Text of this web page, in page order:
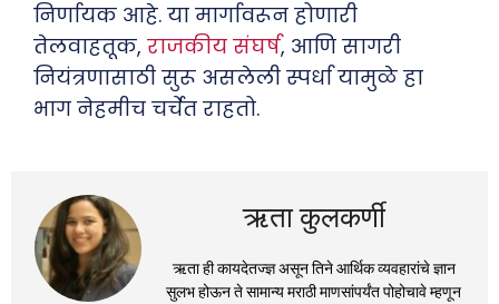
निर्णायक आहे. या मार्गावरून होणारी
तेलवाहतूक, राजकीय संघर्ष, आणि सागरी
नियंत्रणासाठी सुरू असलेली स्पर्धा यामुळे हा
भाग नेहमीच चर्चेत राहतो.
ऋता कुलकर्णी
ऋता ही कायदेतज्ज्ञ असून तिने आर्थिक व्यवहारांचे ज्ञान
सुलभ होऊन ते सामान्य मराठी माणसांपर्यंत पोहोचावे म्हणून